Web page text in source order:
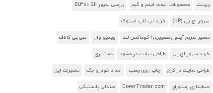
پرینت محصولات انیمه، فیلم و گیم بررسی سرور DL380 G11
سرور اچ پی (HP) خرید لپ تاپ استوک
تعمیر سریع آیفون تصویری | کوماکس لند ویدیو وال سی پی کالاف
خرید سرور اچ پی طراحی سایت در مشهد دستیاری
طراحی سایت در کرج چاپ روی چسب امداد خودرو جک تعمیرات اپل
حسابداری رستوران CoverTrader.com صندلی پلاستیکی